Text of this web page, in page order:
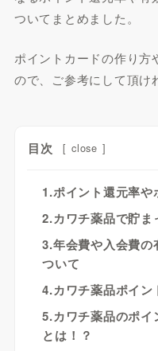
ついてまとめました。
ポイントカードの作り方
ので、ご参考にして頂け
目次 [ close ]
1.ポイント還元率
2.カワチ薬品で貯
3.年会費や入会費
ついて
4.カワチ薬品ポイン
5.カワチ薬品のポ
とは！？